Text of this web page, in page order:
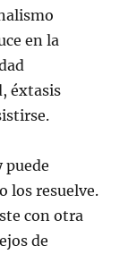
en la
éxtasis
puede
los resuelve.
con otra
de